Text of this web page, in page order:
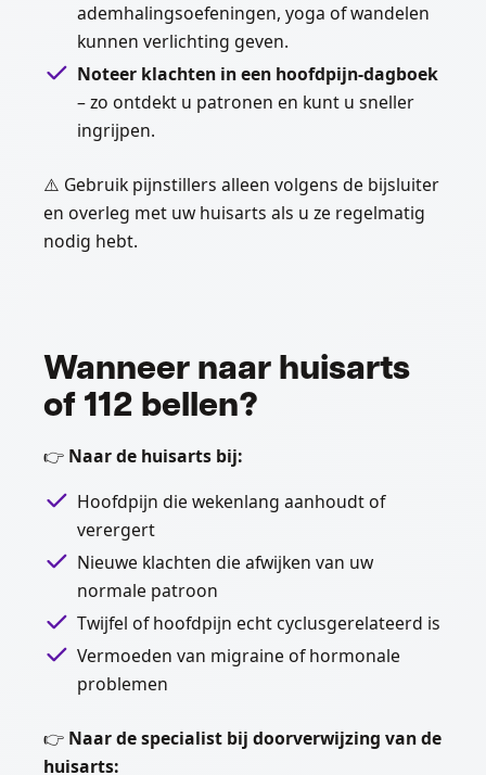
ademhalingsoefeningen, yoga of wandelen
kunnen verlichting geven.
Noteer klachten in een hoofdpijn-dagboek
– zo ontdekt u patronen en kunt u sneller
ingrijpen.
⚠️ Gebruik pijnstillers alleen volgens de bijsluiter
en overleg met uw huisarts als u ze regelmatig
nodig hebt.
Wanneer naar huisarts
of 112 bellen?
👉 Naar de huisarts bij:
Hoofdpijn die wekenlang aanhoudt of
verergert
Nieuwe klachten die afwijken van uw
normale patroon
Twijfel of hoofdpijn echt cyclusgerelateerd is
Vermoeden van migraine of hormonale
problemen
👉 Naar de specialist bij doorverwijzing van de
huisarts: